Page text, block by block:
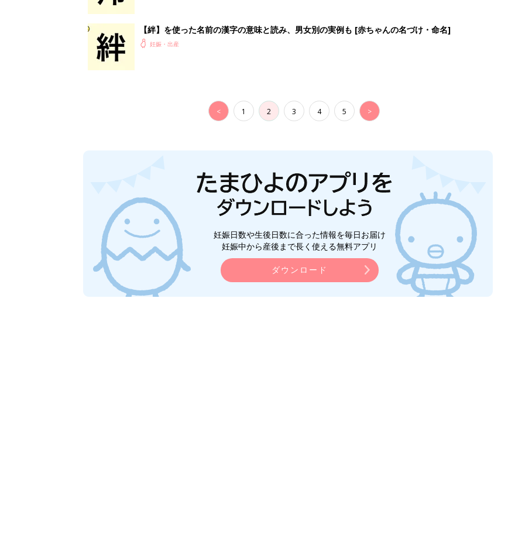
【絆】を使った名前の漢字の意味と読み、男女別の実例も [赤ちゃんの名づけ・命名]
妊娠・出産
< 1 2 3 4 5 >
妊娠日数や生後日数に合った情報を毎日お届け
妊娠中から産後まで長く使える無料アプリ
ダウンロード